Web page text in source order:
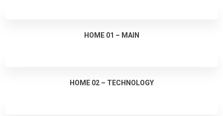
HOME 01 – MAIN
HOME 02 – TECHNOLOGY